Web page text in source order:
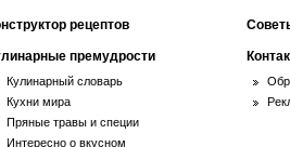
рецептов
премудрости
Кулинарный словарь
Кухни мира
Пряные травы и специи
Интересно о вкусном